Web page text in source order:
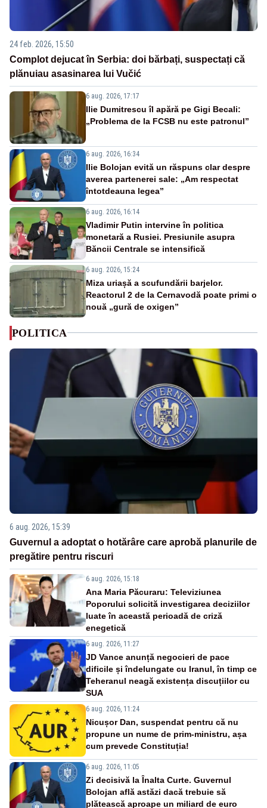
24 feb. 2026, 15:50
Complot dejucat în Serbia: doi bărbați, suspectați că
plănuiau asasinarea lui Vučić
6 aug. 2026, 17:17
Ilie Dumitrescu îl apără pe Gigi Becali:
„Problema de la FCSB nu este patronul”
6 aug. 2026, 16:34
Ilie Bolojan evită un răspuns clar despre
averea partenerei sale: „Am respectat
întotdeauna legea”
6 aug. 2026, 16:14
Vladimir Putin intervine în politica
monetară a Rusiei. Presiunile asupra
Băncii Centrale se intensifică
6 aug. 2026, 15:24
Miza uriașă a scufundării barjelor.
Reactorul 2 de la Cernavodă poate primi o
nouă „gură de oxigen”
POLITICA
6 aug. 2026, 15:39
Guvernul a adoptat o hotărâre care aprobă planurile de
pregătire pentru riscuri
6 aug. 2026, 15:18
Ana Maria Păcuraru: Televiziunea
Poporului solicită investigarea deciziilor
luate în această perioadă de criză
enegetică
6 aug. 2026, 11:27
JD Vance anunță negocieri de pace
dificile și îndelungate cu Iranul, în timp ce
Teheranul neagă existența discuțiilor cu
SUA
6 aug. 2026, 11:24
Nicușor Dan, suspendat pentru că nu
propune un nume de prim-ministru, așa
cum prevede Constituția!
6 aug. 2026, 11:05
Zi decisivă la Înalta Curte. Guvernul
Bolojan află astăzi dacă trebuie să
plătească aproape un miliard de euro